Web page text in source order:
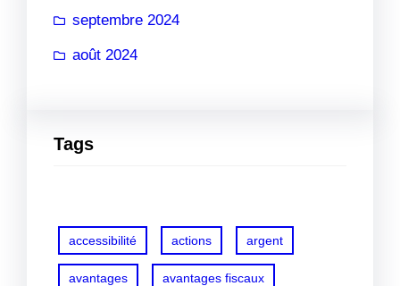
septembre 2024
août 2024
Tags
accessibilité actions argent
avantages avantages fiscaux